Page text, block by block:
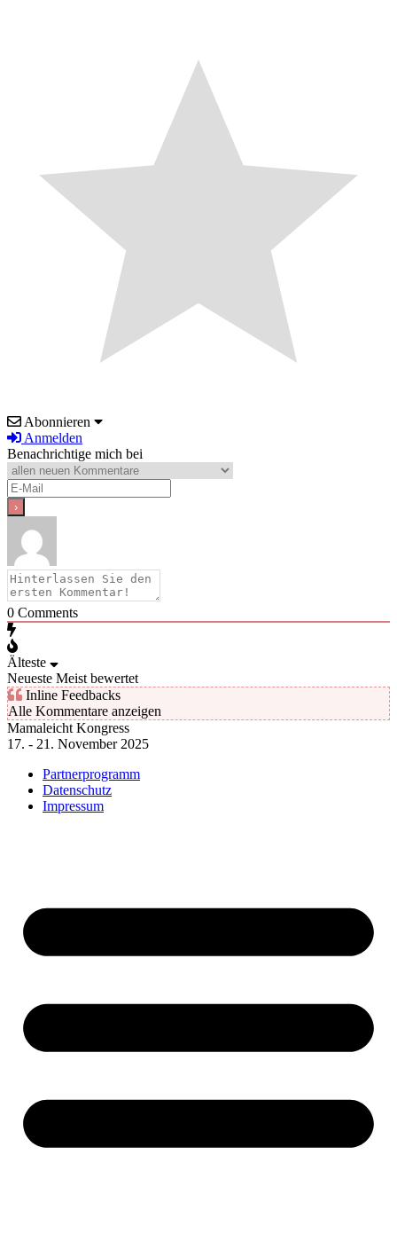
Abonnieren
Anmelden
Benachrichtige mich bei
0 Comments
Älteste
Neueste Meist bewertet
Inline Feedbacks
Alle Kommentare anzeigen
Mamaleicht Kongress
17. - 21. November 2025
Partnerprogramm
Datenschutz
Impressum